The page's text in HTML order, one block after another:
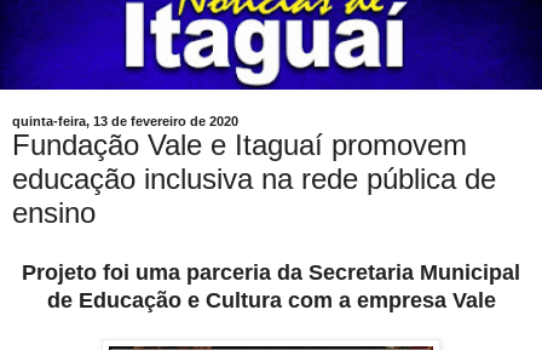
quinta-feira, 13 de fevereiro de 2020
Fundação Vale e Itaguaí promovem
educação inclusiva na rede pública de
ensino
Projeto foi uma parceria da Secretaria Municipal
de Educação e Cultura com a empresa Vale